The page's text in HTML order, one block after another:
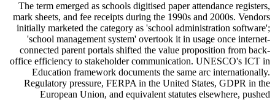
The term emerged as schools digitised paper attendance registers,
mark sheets, and fee receipts during the 1990s and 2000s. Vendors
initially marketed the category as 'school administration software';
'school management system' overtook it in usage once internet-
connected parent portals shifted the value proposition from back-
office efficiency to stakeholder communication. UNESCO's ICT in
Education framework documents the same arc internationally.
Regulatory pressure, FERPA in the United States, GDPR in the
European Union, and equivalent statutes elsewhere, pushed